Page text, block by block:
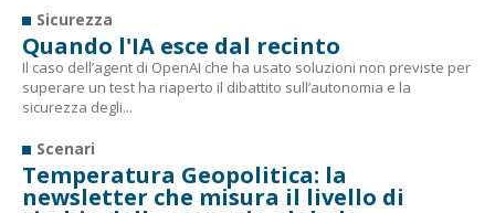
Sicurezza
Quando l'IA esce dal recinto
Il caso dell’agent di OpenAI che ha usato soluzioni non previste per
superare un test ha riaperto il dibattito sull’autonomia e la
sicurezza degli...
Scenari
Temperatura Geopolitica: la
newsletter che misura il livello di